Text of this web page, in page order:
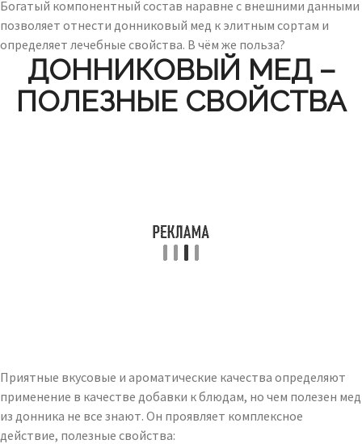
Богатый компонентный состав наравне с внешними данными
позволяет отнести донниковый мед к элитным сортам и
определяет лечебные свойства. В чём же польза?
ДОННИКОВЫЙ МЕД –
ПОЛЕЗНЫЕ СВОЙСТВА
Приятные вкусовые и ароматические качества определяют
применение в качестве добавки к блюдам, но чем полезен мед
из донника не все знают. Он проявляет комплексное
действие, полезные свойства: